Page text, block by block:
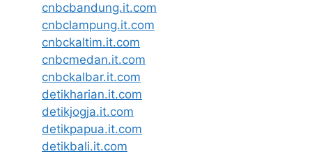
cnbcbandung.it.com
cnbclampung.it.com
cnbckaltim.it.com
cnbcmedan.it.com
cnbckalbar.it.com
detikharian.it.com
detikjogja.it.com
detikpapua.it.com
detikbali.it.com